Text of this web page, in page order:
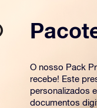
O nosso Pack
recebe! Este
personalizados
documentos